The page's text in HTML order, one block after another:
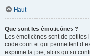
Haut
Que sont les émoticônes ?
Les émoticônes sont de
code court et qui permettent
exprime la joie, alors qu’au